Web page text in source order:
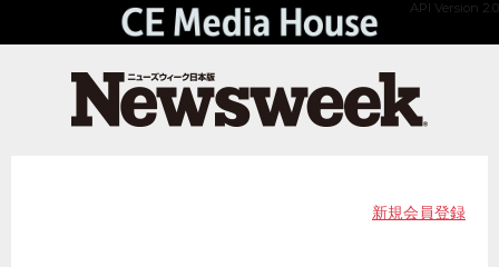
API Version 2.0
新規会員登録